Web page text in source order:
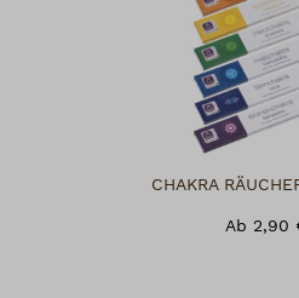
CHAKRA
Ab 2,90